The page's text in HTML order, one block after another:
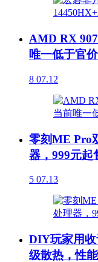
AMD RX
唯一低于官
8 07.12
零刻ME Pro
器，999元起
5 07.13
DIY玩家用
级散热，性